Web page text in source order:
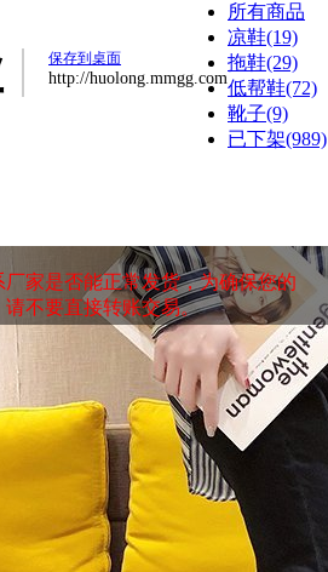
保存到桌面
http://huolong.mmgg.com
所有商品
凉鞋(19)
拖鞋(29)
低帮鞋(72)
靴子(9)
已下架(989)
家是否能正常发货，为确保您的
请不要直接转账交易。